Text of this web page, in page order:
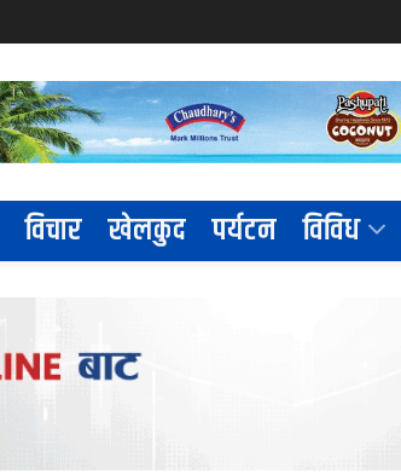
विचार खेलकुद पर्यटन विविध